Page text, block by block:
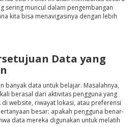
sering muncul dalam pengembangan
kita bisa menavigasinya dengan lebih
Data yang
banyak data untuk belajar. Masalahnya,
berasal dari aktivitas pengguna yang
website, riwayat lokasi, atau preferensi
besar: apakah pengguna benar-
data mereka digunakan untuk melatih